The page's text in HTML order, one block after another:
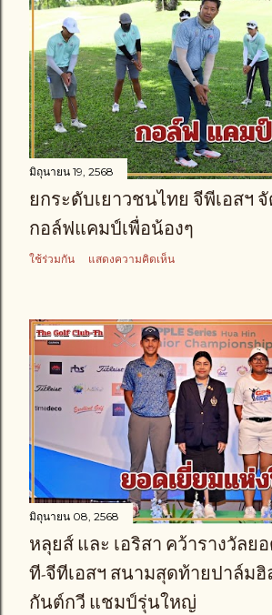
มิถุนายน 19, 2568
ยกระดับเยาวชนไทย จีพีเอสฯ
กอล์ฟแคมป์เพื่อน้องๆ
ใช้ร่วมกัน แสดงความคิดเห็น
มิถุนายน 08, 2568
หลุยส์ และ เอริสา คว้ารางวัลยอ
ที-จีทีเอสฯ สนามสุดท้ายปาล์ม
กันต์กวี แชมป์รุ่นใหญ่